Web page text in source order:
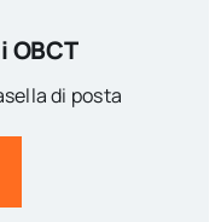
OBCT
di posta